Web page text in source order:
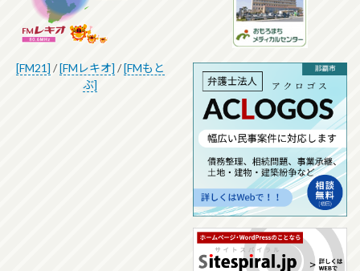
[FM21] /[FMレキオ] /[FMもと
ぶ]